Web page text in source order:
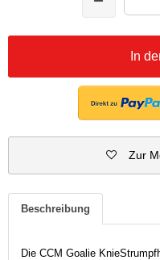
In
Zur
Beschreibung
Die CCM Goalie